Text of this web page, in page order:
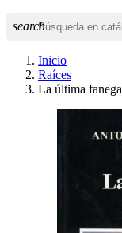
search
Inicio
Raíces
La última fanega